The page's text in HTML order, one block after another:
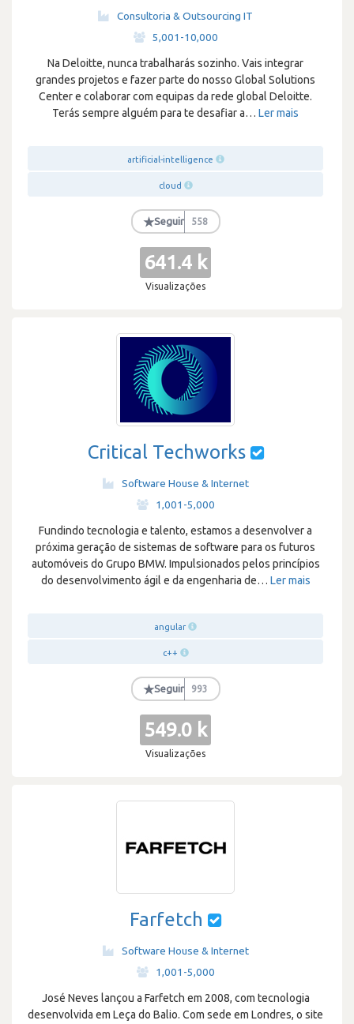
Consultoria & Outsourcing IT
5,001-10,000
Na Deloitte, nunca trabalharás sozinho. Vais integrar
grandes projetos e fazer parte do nosso Global Solutions
Center e colaborar com equipas da rede global Deloitte.
Terás sempre alguém para te desafiar a… Ler mais
artificial-intelligence
cloud
★Seguir 558
641.4 k
Visualizações
Critical Techworks
Software House & Internet
1,001-5,000
Fundindo tecnologia e talento, estamos a desenvolver a
próxima geração de sistemas de software para os futuros
automóveis do Grupo BMW. Impulsionados pelos princípios
do desenvolvimento ágil e da engenharia de… Ler mais
angular
c++
★Seguir 993
549.0 k
Visualizações
Farfetch
Software House & Internet
1,001-5,000
José Neves lançou a Farfetch em 2008, com tecnologia
desenvolvida em Leça do Balio. Com sede em Londres, o site